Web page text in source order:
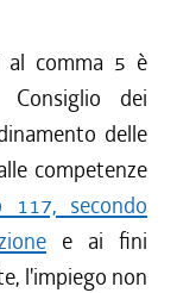
al comma 5 è
Consiglio dei
delle
competenze
117, secondo
e ai fini
l'impiego non